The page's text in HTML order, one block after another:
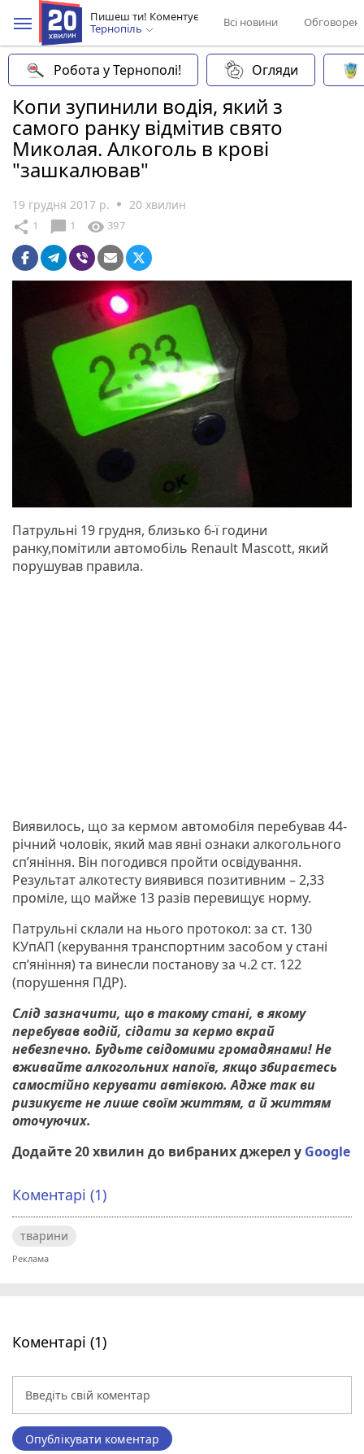
Пишеш ти! Коментує
Тернопіль
Всі новини
Робота у Тернополі! Огляди
Копи зупинили водія, який з
самого ранку відмітив свято
Миколая. Алкоголь в крові
"зашкалював"
19 грудня 2017 р. 20 хвилин
share 1 chat_bubble 1 visibility 397
Патрульні 19 грудня, близько 6-ї години
ранку,помітили автомобіль Renault Mascott, який
порушував правила.
Виявилось, що за кермом автомобіля перебував 44-
річний чоловік, який мав явні ознаки алкогольного
сп’яніння. Він погодився пройти освідування.
Результат алкотесту виявився позитивним – 2,33
проміле, що майже 13 разів перевищує норму.
Патрульні склали на нього протокол: за ст. 130
КУпАП (керування транспортним засобом у стані
сп’яніння) та винесли постанову за ч.2 ст. 122
(порушення ПДР).
Слід зазначити, що в такому стані, в якому
перебував водій, сідати за кермо вкрай
небезпечно. Будьте свідомими громадянами! Не
вживайте алкогольних напоїв, якщо збираєтесь
самостійно керувати автівкою. Адже так ви
ризикуєте не лише своїм життям, а й життям
оточуючих.
Додайте 20 хвилин до вибраних джерел у Google
Коментарі (1)
тварини
Коментарі (1)
Опублікувати коментар